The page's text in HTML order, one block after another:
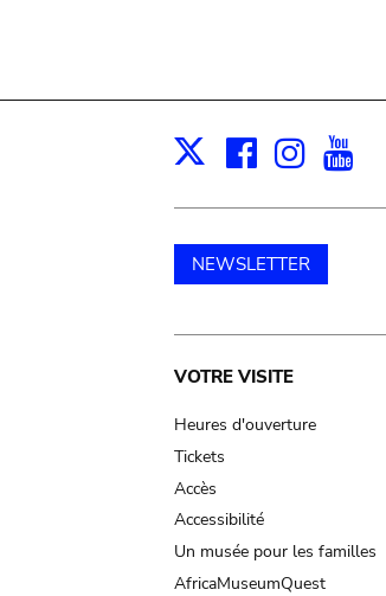
X Facebook
NEWSLETTER
Main
navigation
VOTRE VISITE
Heures d'ouverture
Tickets
Accès
Accessibilité
Un musée pour les familles
AfricaMuseumQuest